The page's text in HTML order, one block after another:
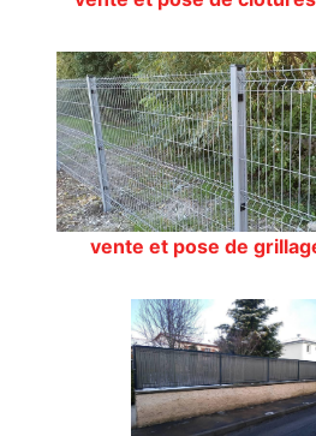
vente et pose de